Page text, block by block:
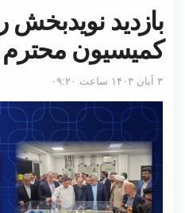
بازدید
کمیسیون
۳ آبان ۱۴۰۳ ساعت ۰۹:۲۰